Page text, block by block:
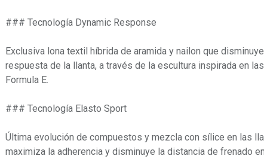
### Tecnología Dynamic Response
Exclusiva lona textil híbrida de aramida y nailon que
respuesta de la llanta, a través de la escultura inspirada en
Formula E.
### Tecnología Elasto Sport
Última evolución de compuestos y mezcla con sílice en las
maximiza la adherencia y disminuye la distancia de frenado